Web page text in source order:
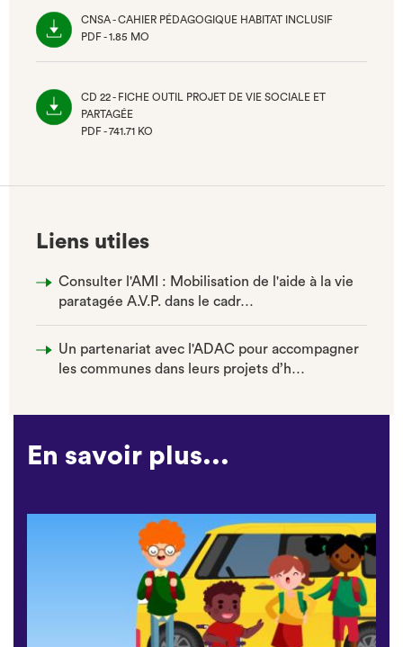
CNSA - CAHIER PÉDAGOGIQUE HABITAT INCLUSIF
PDF - 1.85 MO
CD 22 - FICHE OUTIL PROJET DE VIE SOCIALE ET
PARTAGÉE
PDF - 741.71 KO
Liens utiles
Consulter l'AMI : Mobilisation de l'aide à la vie
paratagée A.V.P. dans le cadr…
Un partenariat avec l'ADAC pour accompagner
les communes dans leurs projets d’h…
En savoir plus...